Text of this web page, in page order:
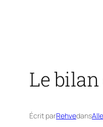
Le
Écrit parRehvedans